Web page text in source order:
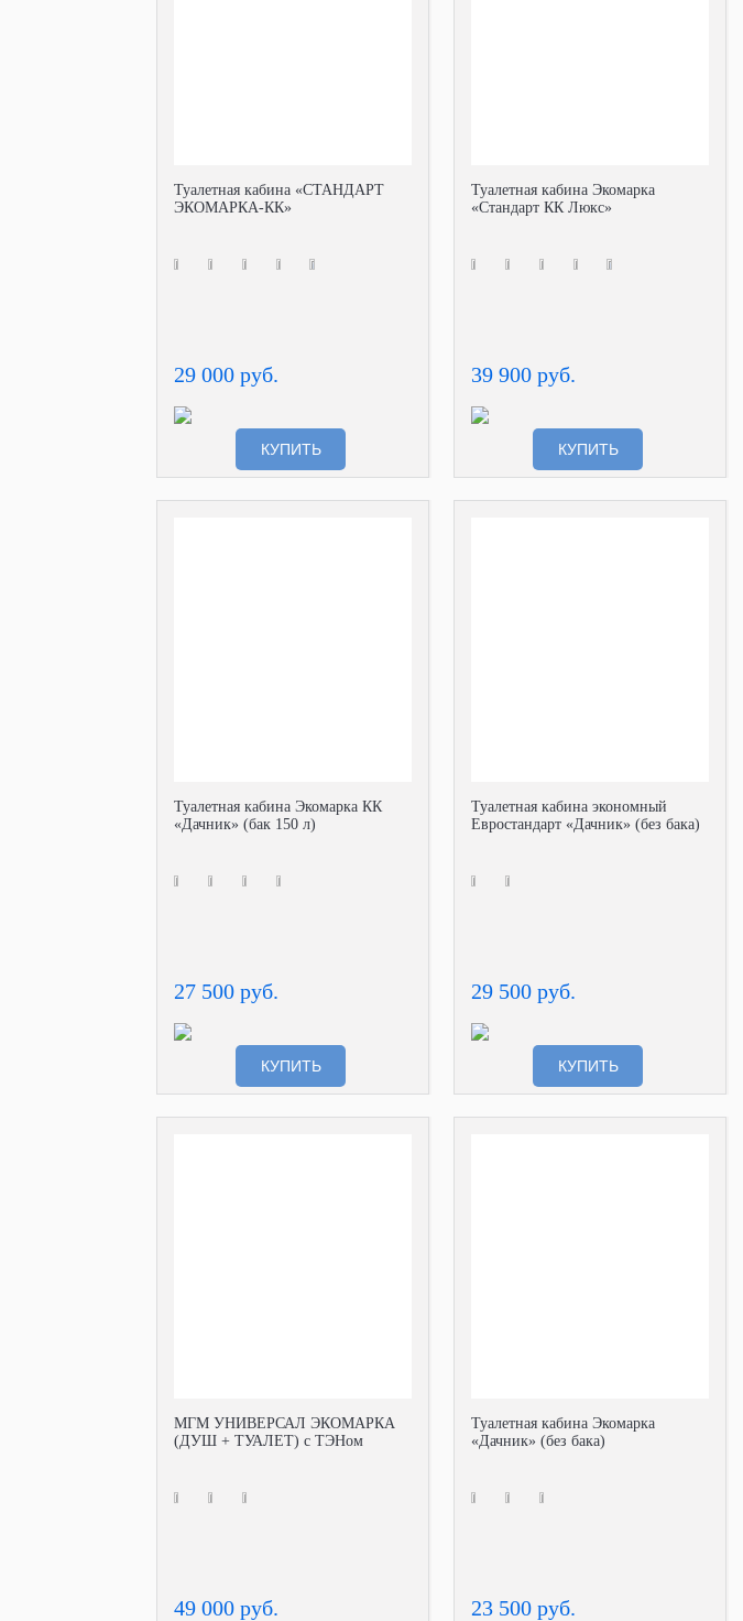
Туалетная кабина «СТАНДАРТ
ЭКОМАРКА-КК»
29 000 руб.
КУПИТЬ
Туалетная кабина Экомарка
«Стандарт КК Люкс»
39 900 руб.
КУПИТЬ
Туалетная кабина Экомарка КК
«Дачник» (бак 150 л)
27 500 руб.
КУПИТЬ
Туалетная кабина экономный
Евростандарт «Дачник» (без бака)
29 500 руб.
КУПИТЬ
МГМ УНИВЕРСАЛ ЭКОМАРКА
(ДУШ + ТУАЛЕТ) с ТЭНом
49 000 руб.
Туалетная кабина Экомарка
«Дачник» (без бака)
23 500 руб.